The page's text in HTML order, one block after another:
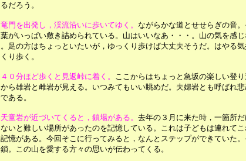
だろう。
竜門を出発し，渓流沿いに歩いてゆく。 ながらかな道とせせらぎの音
がいっぱい敷き詰められている。山はいいなあ・・・。山の気を感
。足の方はちょっといたいが，ゆっくり歩けば大丈夫そうだ。はやる
り歩く。
４０分ほど歩くと見返峠に着く。 ここからはちょっと急坂の楽しい登り
ら雄岩と雌岩が見える。いつみてもいい眺めだ。夫婦岩とも呼ばれ
ある。
天童岩が近づいてくると，鎖場がある。 去年の３月に来た時，一箇所
いと難しい場所があったのを記憶している。これは子どもは連れて
憶がある。今回そこに行ってみると，なんとステップができていた
。この山を愛する方々の思いが伝わってくる。